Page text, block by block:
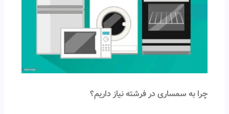
چرا به سمساری در فرشته نیاز داریم؟